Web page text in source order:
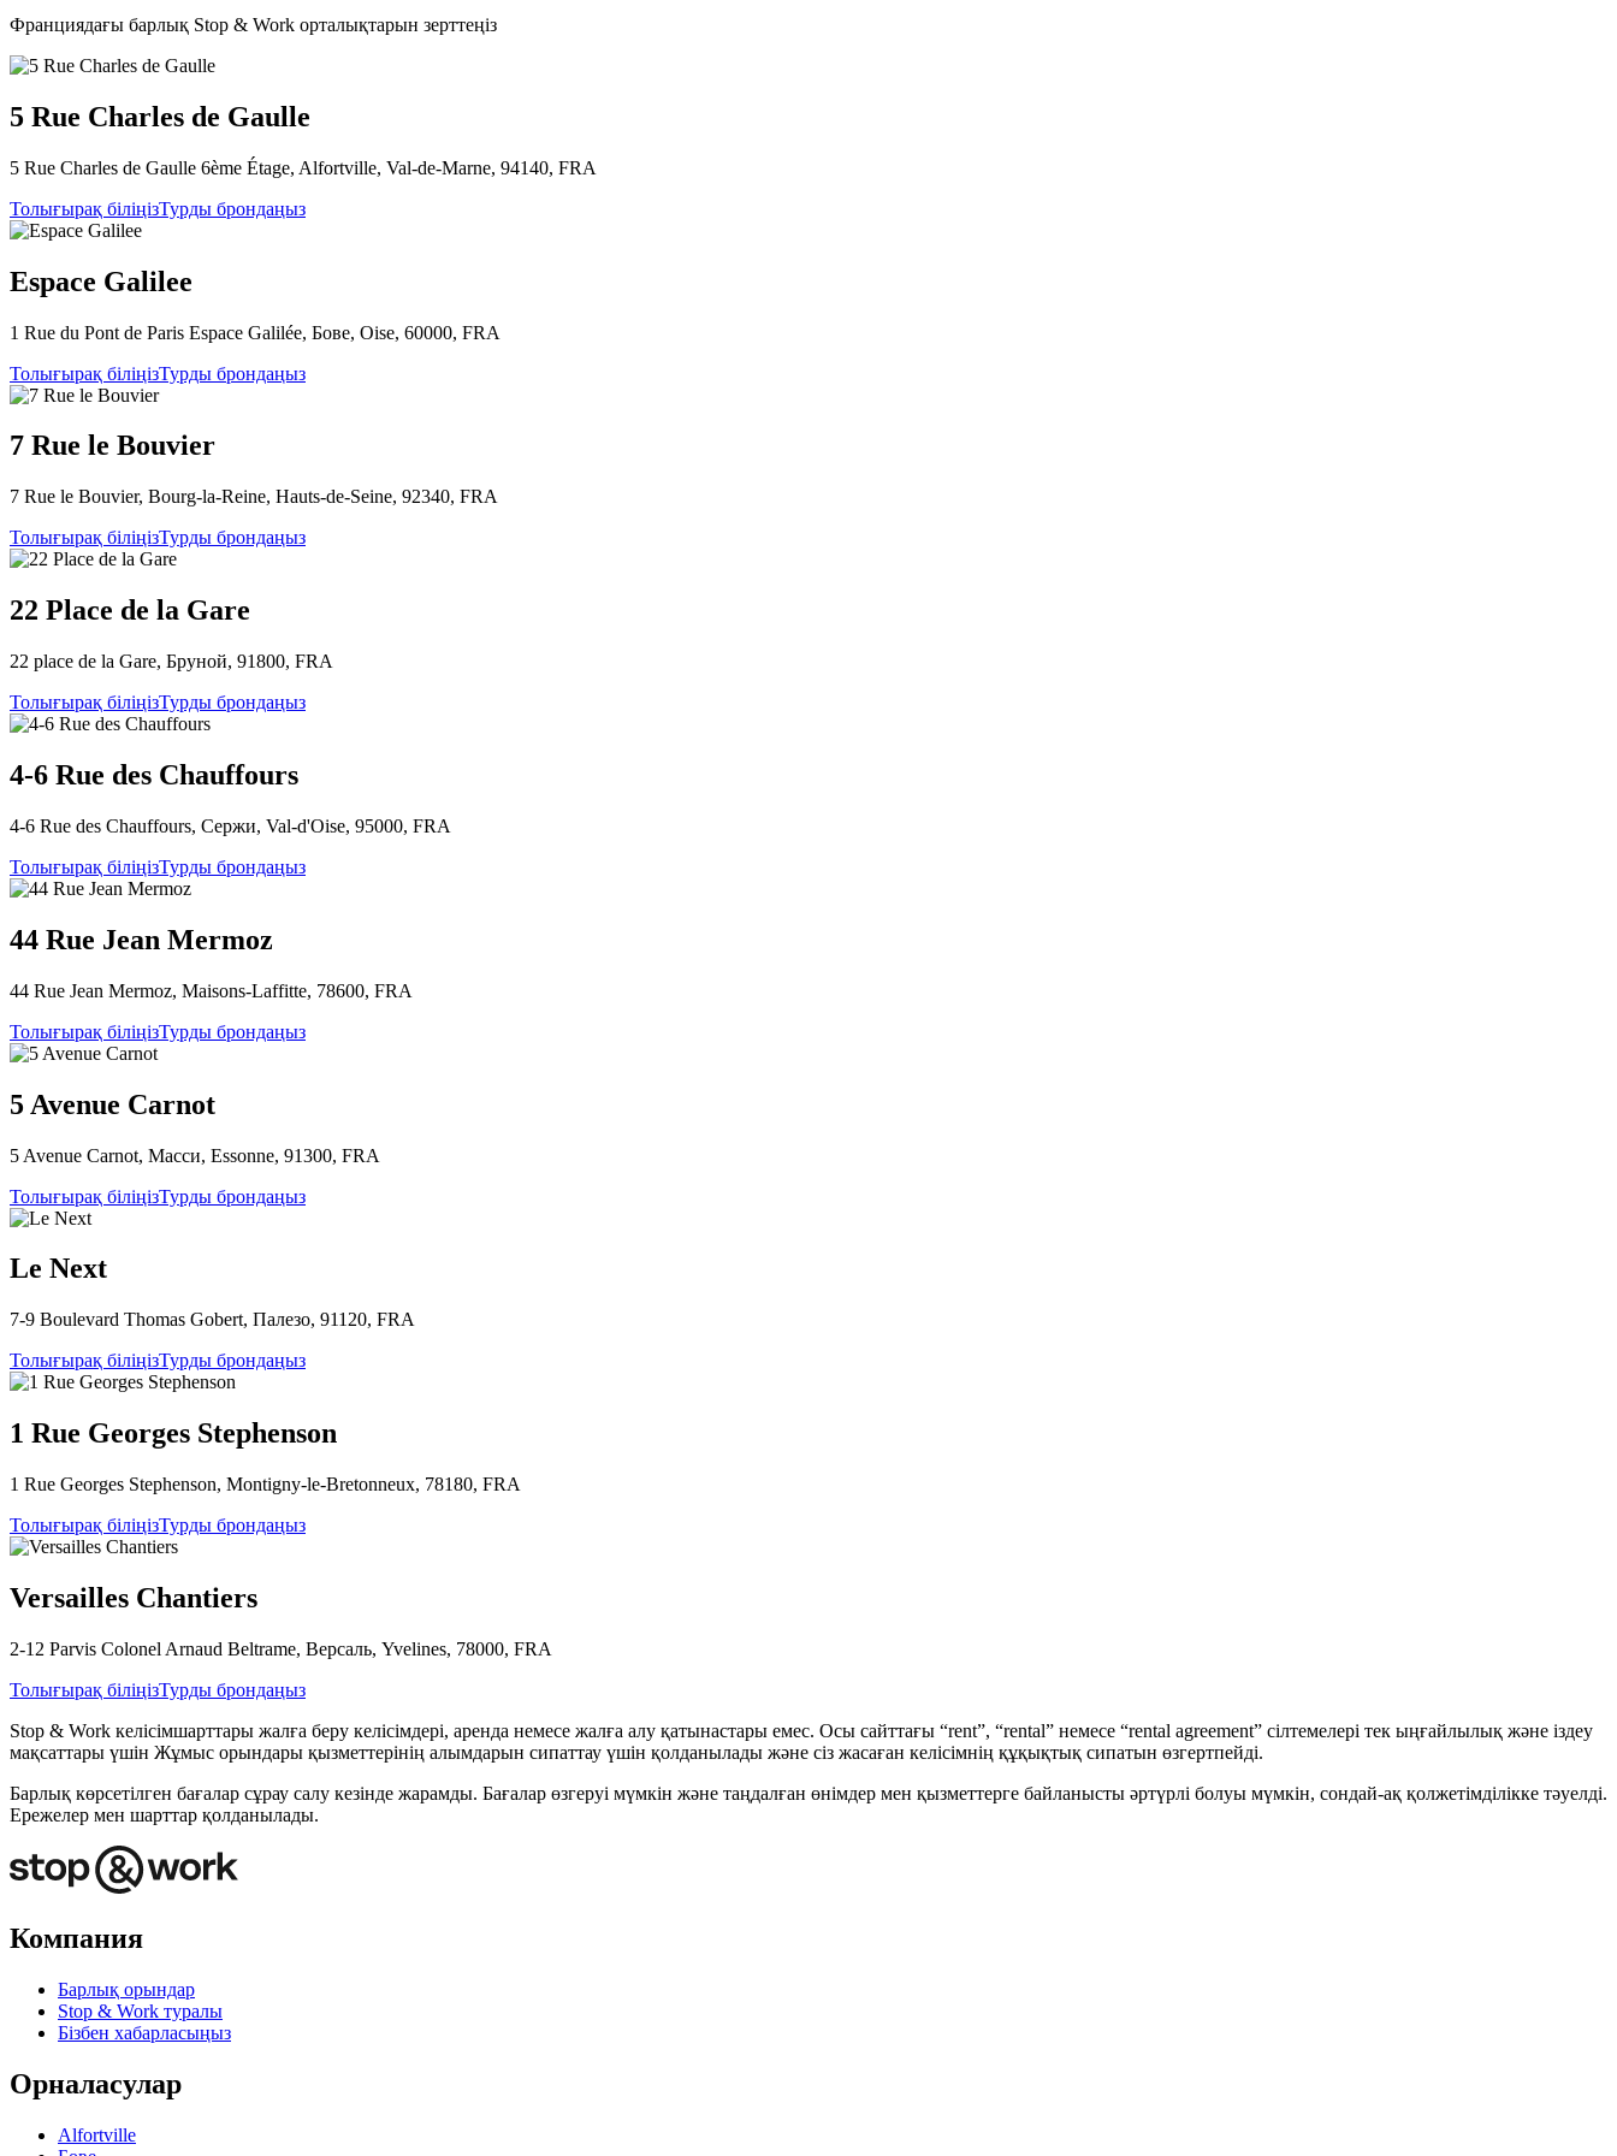
Франциядағы барлық Stop & Work орталықтарын зерттеңіз
5 Rue Charles de Gaulle
5 Rue Charles de Gaulle 6ème Étage, Alfortville, Val-de-Marne, 94140, FRA
Толығырақ біліңізТурды брондаңыз
Espace Galilee
1 Rue du Pont de Paris Espace Galilée, Бове, Oise, 60000, FRA
Толығырақ біліңізТурды брондаңыз
7 Rue le Bouvier
7 Rue le Bouvier, Bourg-la-Reine, Hauts-de-Seine, 92340, FRA
Толығырақ біліңізТурды брондаңыз
22 Place de la Gare
22 place de la Gare, Бруной, 91800, FRA
Толығырақ біліңізТурды брондаңыз
4-6 Rue des Chauffours
4-6 Rue des Chauffours, Сержи, Val-d'Oise, 95000, FRA
Толығырақ біліңізТурды брондаңыз
44 Rue Jean Mermoz
44 Rue Jean Mermoz, Maisons-Laffitte, 78600, FRA
Толығырақ біліңізТурды брондаңыз
5 Avenue Carnot
5 Avenue Carnot, Масси, Essonne, 91300, FRA
Толығырақ біліңізТурды брондаңыз
Le Next
7-9 Boulevard Thomas Gobert, Палезо, 91120, FRA
Толығырақ біліңізТурды брондаңыз
1 Rue Georges Stephenson
1 Rue Georges Stephenson, Montigny-le-Bretonneux, 78180, FRA
Толығырақ біліңізТурды брондаңыз
Versailles Chantiers
2-12 Parvis Colonel Arnaud Beltrame, Версаль, Yvelines, 78000, FRA
Толығырақ біліңізТурды брондаңыз
Stop & Work келісімшарттары жалға беру келісімдері, аренда немесе жалға алу қатынастары емес. Осы сайттағы “rent”, “rental” немесе “rental agreement” сілтемелері тек ыңғайлылық және іздеу
мақсаттары үшін Жұмыс орындары қызметтерінің алымдарын сипаттау үшін қолданылады және сіз жасаған келісімнің құқықтық сипатын өзгертпейді.
Барлық көрсетілген бағалар сұрау салу кезінде жарамды. Бағалар өзгеруі мүмкін және таңдалған өнімдер мен қызметтерге байланысты әртүрлі болуы мүмкін, сондай-ақ қолжетімділікке тәуелді.
Ережелер мен шарттар қолданылады.
Компания
Барлық орындар
Stop & Work туралы
Бізбен хабарласыңыз
Орналасулар
Alfortville